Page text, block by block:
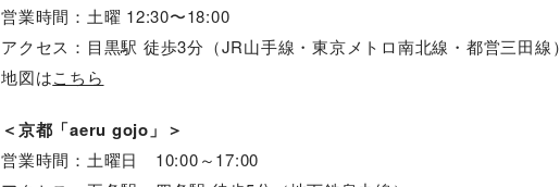
営業時間：土曜 12:30〜18:00
アクセス：目黒駅 徒歩3分（JR山手線・東京メトロ南北線・都営三田線）
地図はこちら
＜京都「aeru gojo」＞
営業時間：土曜日 10:00～17:00